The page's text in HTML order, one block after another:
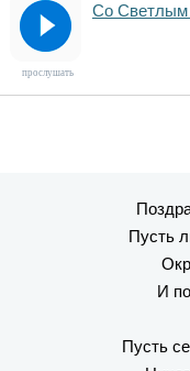
Со Светлым
прослушать
Пусть
И
Пусть